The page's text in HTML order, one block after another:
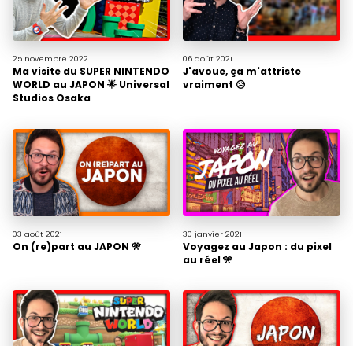
25 novembre 2022
Ma visite du SUPER NINTENDO
WORLD au JAPON 🌟 Universal
Studios Osaka
06 août 2021
J'avoue, ça m'attriste
vraiment 😥
03 août 2021
On (re)part au JAPON 🎌
30 janvier 2021
Voyagez au Japon : du pixel
au réel 🎌